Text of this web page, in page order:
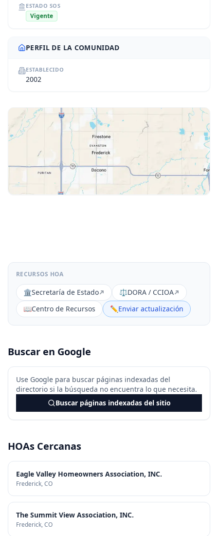
ESTADO SOS
Vigente
PERFIL DE LA COMUNIDAD
ESTABLECIDO
2002
RECURSOS HOA
🏛️Secretaría de Estado ⚖️DORA / CCIOA
📖Centro de Recursos ✏️Enviar actualización
Buscar en Google
Use Google para buscar páginas indexadas del
directorio si la búsqueda no encuentra lo que necesita.
Buscar páginas indexadas del sitio
HOAs Cercanas
Eagle Valley Homeowners Association, INC.
Frederick, CO
The Summit View Association, INC.
Frederick, CO